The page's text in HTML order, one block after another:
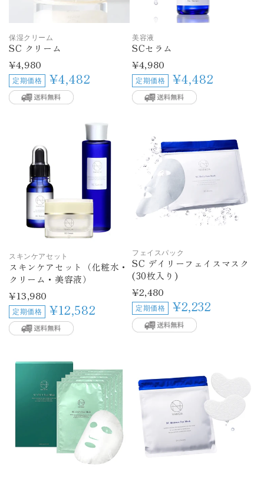
保湿クリーム
SC クリーム
通
常
価
格
¥4,980
定期価格 ¥4,482
美容液
SCセラム
通
常
価
格
¥4,980
定期価格 ¥4,482
スキンケアセット
スキンケアセット（化粧水・
クリーム・美容液）
通
常
価
格
¥13,980
定期価格 ¥12,582
フェイスパック
SC デイリーフェイスマスク
(30枚入り)
通
常
価
格
¥2,480
定期価格 ¥2,232